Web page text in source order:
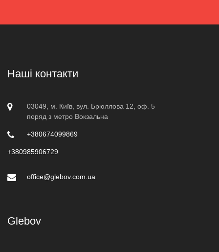
Наші контакти
03049, м. Київ, вул. Брюллова 12, оф. 5
поряд з метро Вокзальна
+380674099869
+380985906729
office@glebov.com.ua
Glebov